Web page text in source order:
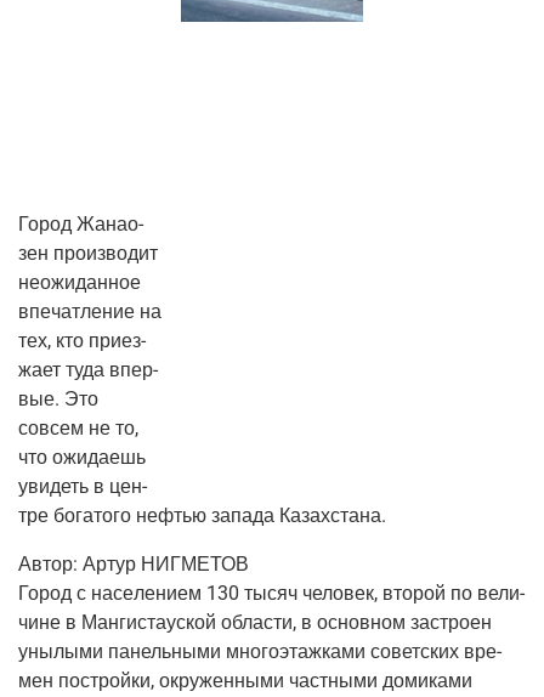
Город Жана­о­
зен про­из­во­дит
неожи­дан­ное
впе­чат­ле­ние на
тех, кто при­ез­
жа­ет туда впер­
вые. Это
совсем не то,
что ожи­да­ешь
уви­деть в цен­
тре бога­то­го нефтью запа­да Казахстана.
Автор: Артур НИГМЕТОВ
Город с насе­ле­ни­ем 130 тысяч чело­век, вто­рой по вели­
чине в Ман­ги­ста­уской обла­сти, в основ­ном застро­ен
уны­лы­ми панель­ны­ми мно­го­этаж­ка­ми совет­ских вре­
мен построй­ки, окру­жен­ны­ми част­ны­ми доми­ка­ми